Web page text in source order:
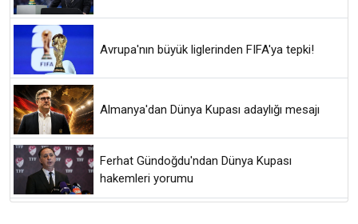
Avrupa'nın büyük liglerinden FIFA'ya tepki!
Almanya'dan Dünya Kupası adaylığı mesajı
Ferhat Gündoğdu'ndan Dünya Kupası
hakemleri yorumu